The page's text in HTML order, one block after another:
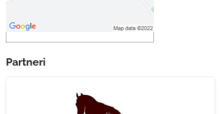
Partneri